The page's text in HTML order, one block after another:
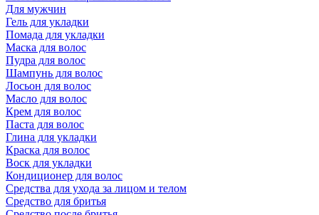
Для мужчин
Гель для укладки
Помада для укладки
Маска для волос
Пудра для волос
Шампунь для волос
Лосьон для волос
Масло для волос
Крем для волос
Паста для волос
Глина для укладки
Краска для волос
Воск для укладки
Кондиционер для волос
Средства для ухода за лицом и телом
Средство для бритья